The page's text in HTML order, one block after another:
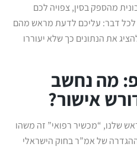
מהספק בסין, צפויה לכם
דבר: עליכם לדעת מראש מהם
את הנתונים כך שלא יעוררו
מה נחשב
אישור?
שלנו, “מכשיר רפואי” זה משהו
של אמ”ר בחוק הישראלי